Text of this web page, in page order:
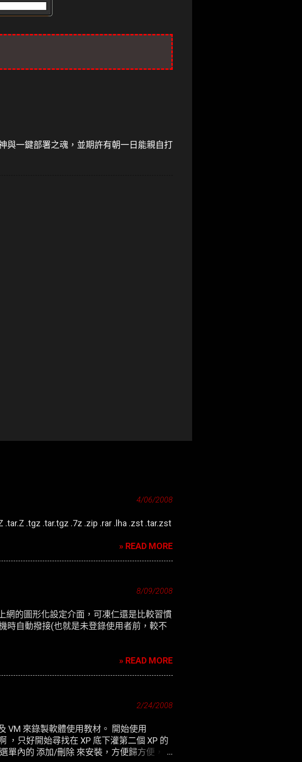
與一鍵部署之魂，並期許有朝一日能親自打
4/06/2008
.tar.Z .tgz .tar.tgz .7z .zip .rar .lha .zst .tar.zst
» READ MORE
8/09/2008
網的圖形化設定介面，可凍仁還是比較習慣
時自動撥接(也就是未登錄使用者前，較不
» READ MORE
2/24/2008
VM 來錄製軟體使用教材。 開始使用
，只好開始尋找在 XP 底下灌第二個 XP 的
單內的 添加/刪除 來安裝，方便歸方便，可